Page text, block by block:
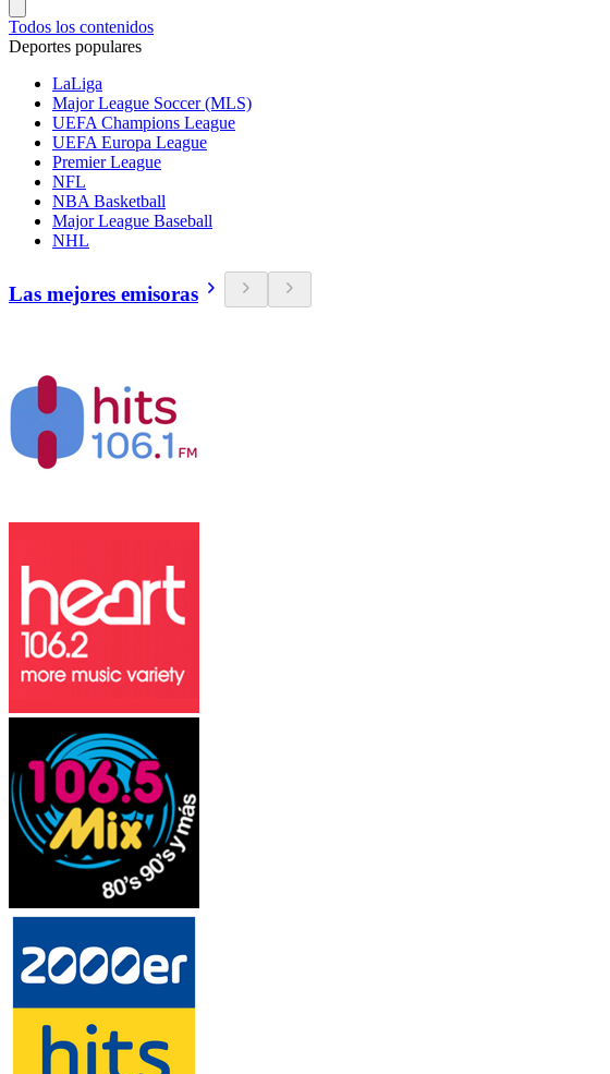
Todos los contenidos
Deportes populares
LaLiga
Major League Soccer (MLS)
UEFA Champions League
UEFA Europa League
Premier League
NFL
NBA Basketball
Major League Baseball
NHL
Las mejores emisoras